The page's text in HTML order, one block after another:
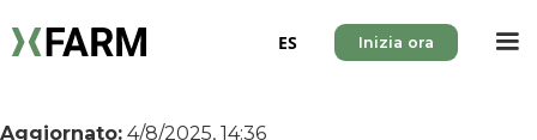
ES Inizia ora
Aggiornato: 4/8/2025, 14:36